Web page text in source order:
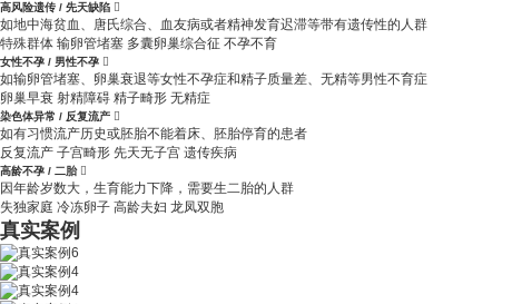
高风险遗传 / 先天缺陷 
如地中海贫血、唐氏综合、血友病或者精神发育迟滞等带有遗传性的人群
特殊群体 输卵管堵塞 多囊卵巢综合征 不孕不育
女性不孕 / 男性不孕 
如输卵管堵塞、卵巢衰退等女性不孕症和精子质量差、无精等男性不育症
卵巢早衰 射精障碍 精子畸形 无精症
染色体异常 / 反复流产 
如有习惯流产历史或胚胎不能着床、胚胎停育的患者
反复流产 子宫畸形 先天无子宫 遗传疾病
高龄不孕 / 二胎 
因年龄岁数大，生育能力下降，需要生二胎的人群
失独家庭 冷冻卵子 高龄夫妇 龙凤双胞
真实案例